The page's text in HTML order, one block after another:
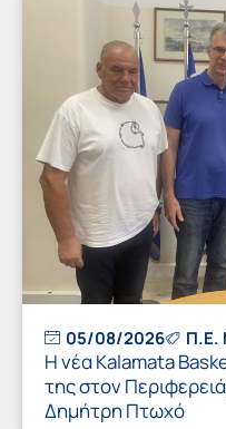
05/08/2026 Π.Ε.
Η νέα Kalamata
της στον
Δημήτρη Πτωχό